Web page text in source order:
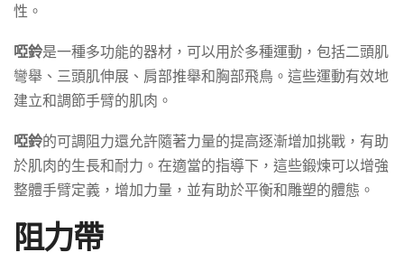
性。
啞鈴是一種多功能的器材，可以用於多種運動，包括二頭肌
彎舉、三頭肌伸展、肩部推舉和胸部飛鳥。這些運動有效地
建立和調節手臂的肌肉。
啞鈴的可調阻力還允許隨著力量的提高逐漸增加挑戰，有助
於肌肉的生長和耐力。在適當的指導下，這些鍛煉可以增強
整體手臂定義，增加力量，並有助於平衡和雕塑的體態。
阻力帶